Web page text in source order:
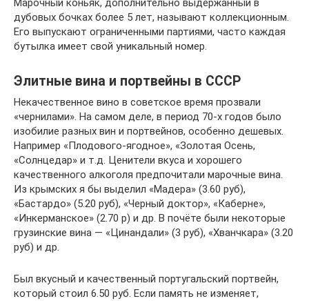
Марочный коньяк, дополнительно выдержанный в
дубовых бочках более 5 лет, называют коллекционным.
Его выпускают ограниченными партиями, часто каждая
бутылка имеет свой уникальный номер.
Элитные вина и портвейны в СССР
Некачественное вино в советское время прозвали
«чернилами». На самом деле, в период 70-х годов было
изобилие разных вин и портвейнов, особенно дешевых.
Например «Плодового-ягодное», «Золотая Осень,
«Солнцедар» и т.д. Ценители вкуса и хорошего
качественного алкоголя предпочитали марочные вина.
Из крымских я бы выделил «Мадера» (3.60 руб),
«Бастардо» (5.20 руб), «Черный доктор», «Каберне»,
«Инкерманское» (2.70 р) и др. В почёте были некоторые
грузинские вина — «Цинандали» (3 руб), «Хванчкара» (3.20
руб) и др.
Был вкусный и качественный португальский портвейн,
который стоил 6.50 руб. Если память не изменяет,